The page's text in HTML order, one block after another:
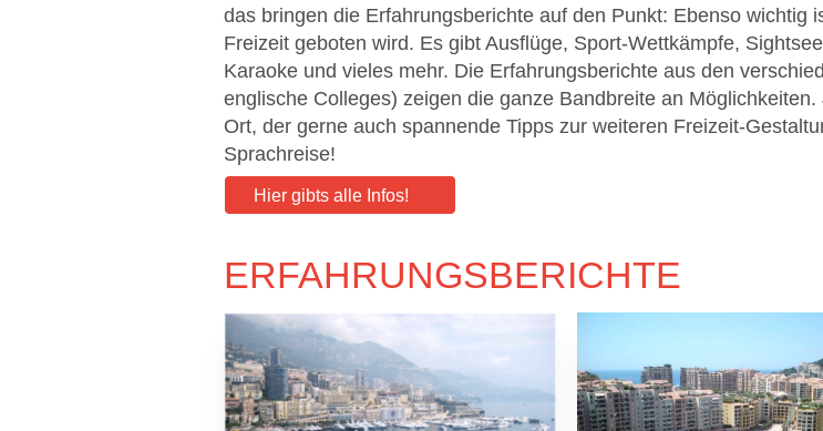
das bringen die Erfahrungsberichte auf den Punkt: Ebenso wichtig
Freizeit geboten wird. Es gibt Ausflüge, Sport-Wettkämpfe,
Karaoke und vieles mehr. Die Erfahrungsberichte aus den
englische Colleges) zeigen die ganze Bandbreite an
Ort, der gerne auch spannende Tipps zur weiteren Freizeit-
Sprachreise!
Hier gibts alle Infos!
ERFAHRUNGSBERICHTE